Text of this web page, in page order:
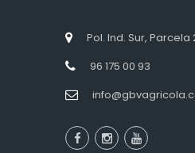
Pol. Ind. Sur, Parcela
96 175 00 93